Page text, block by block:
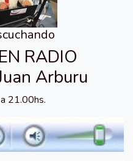
RADIO
Arburu
21.00hs.